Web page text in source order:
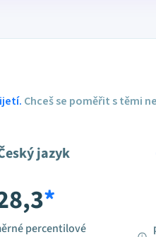
Chceš se poměřit s těmi
jazyk
*
percentilové